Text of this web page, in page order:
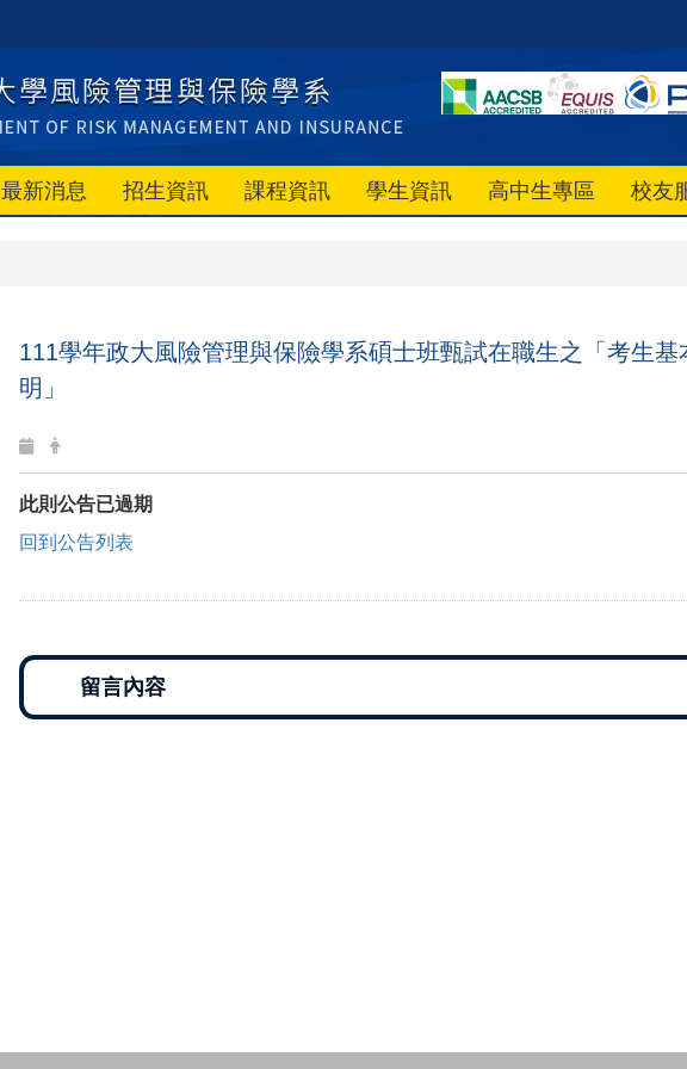
最新消息 招生資訊 課程資訊 學生資訊 高中生專區 校友
111學年政大風險管理與保險學系碩士班甄試在職生之「考生
明」
此則公告已過期
回到公告列表